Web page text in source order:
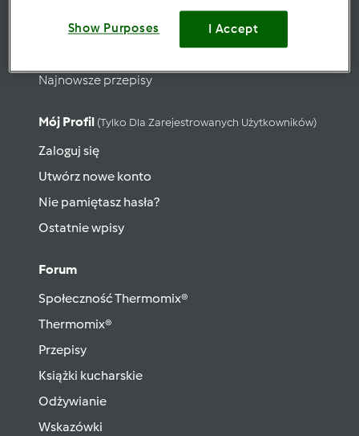
Wyszukaj przepisy
Najnowsze przepisy
Mój Profil (tylko Dla Zarejestrowanych Użytkowników)
Zaloguj się
Utwórz nowe konto
Nie pamiętasz hasła?
Ostatnie wpisy
Forum
Społeczność Thermomix®
Thermomix®
Przepisy
Książki kucharskie
Odżywianie
Wskazówki
Show Purposes I Accept